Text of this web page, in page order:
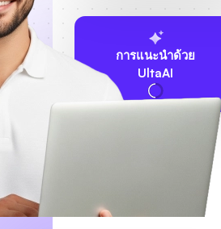
การแนะนำด้วย
UltaAI